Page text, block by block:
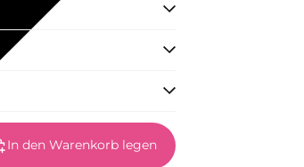
In den Warenkorb legen